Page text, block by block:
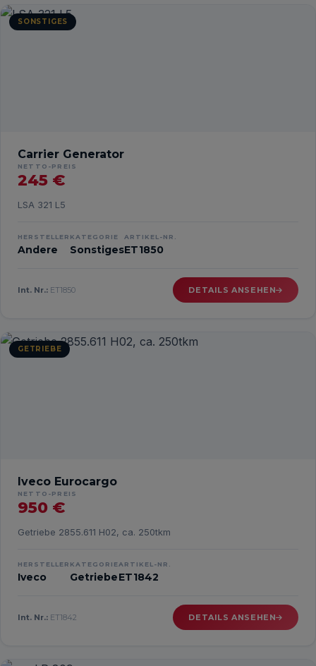
SONSTIGES
Carrier Generator
NETTO-PREIS
245 €
LSA 321 L5
HERSTELLER
Andere
KATEGORIE
Sonstiges
ARTIKEL-NR.
ET1850
Int. Nr.: ET1850 DETAILS ANSEHEN
GETRIEBE
Iveco Eurocargo
NETTO-PREIS
950 €
Getriebe 2855.611 H02, ca. 250tkm
HERSTELLER
Iveco
KATEGORIE
Getriebe
ARTIKEL-NR.
ET1842
Int. Nr.: ET1842 DETAILS ANSEHEN